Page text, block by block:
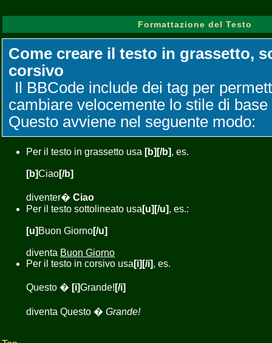
Formattazione del Testo
Come creare il testo in grassetto,
corsivo
Il BBCode include dei tag per
cambiare velocemente lo stile di
Questo avviene nel seguente modo:
Per il testo in grassetto usa [b][/b], es.
[b]Ciao[/b]
diventer� Ciao
Per il testo sottolineato usa [u][/u], es.:
[u] Buon Giorno[/u]
diventa Buon Giorno
Per il testo in corsivo usa [i][/i], es.
Questo � [i]Grande! [/i]
diventa Questo � Grande!